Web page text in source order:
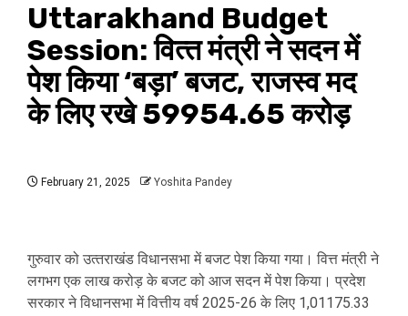
Uttarakhand Budget
Session: वित्‍त मंत्री ने सदन में
पेश किया ‘बड़ा’ बजट, राजस्व मद
के लिए रखे 59954.65 करोड़
February 21, 2025 Yoshita Pandey
गुरुवार को उत्‍तराखंड विधानसभा में बजट पेश किया गया। वित्त मंत्री ने
लगभग एक लाख करोड़ के बजट को आज सदन में पेश किया। प्रदेश
सरकार ने विधानसभा में वित्तीय वर्ष 2025-26 के लिए 1,01175.33